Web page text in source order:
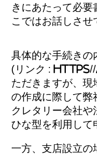
きにあたって必要
こではお話しさせ
具体的な手続きの
(リンク :
ただきますが、現
の作成に際して弊
クレタリー会社や
ひな型を利用して
一方、支店設立の